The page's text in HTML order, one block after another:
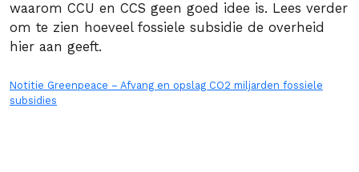
waarom CCU en CCS geen goed idee is. Lees verder
om te zien hoeveel fossiele subsidie de overheid
hier aan geeft.
Notitie Greenpeace – Afvang en opslag CO2 miljarden fossiele
subsidies